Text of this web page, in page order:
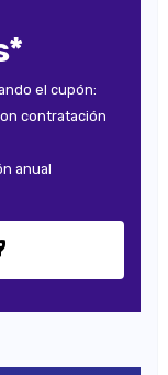
el cupón:
contratación
anual